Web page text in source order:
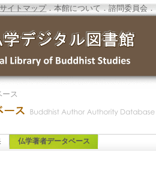
サイトマップ．本館について ．諮問委員会 ．
ス
仏学著者データベース